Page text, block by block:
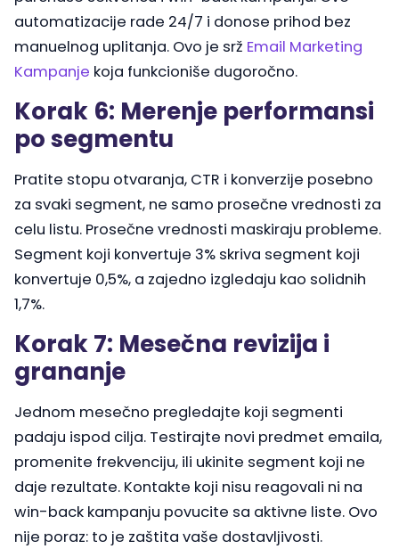
automatizacije rade 24/7 i donose prihod bez
manuelnog uplitanja. Ovo je srž Email Marketing
Kampanje koja funkcioniše dugoročno.
Korak 6: Merenje performansi
po segmentu
Pratite stopu otvaranja, CTR i konverzije posebno
za svaki segment, ne samo prosečne vrednosti za
celu listu. Prosečne vrednosti maskiraju probleme.
Segment koji konvertuje 3% skriva segment koji
konvertuje 0,5%, a zajedno izgledaju kao solidnih
1,7%.
Korak 7: Mesečna revizija i
grananje
Jednom mesečno pregledajte koji segmenti
padaju ispod cilja. Testirajte novi predmet emaila,
promenite frekvenciju, ili ukinite segment koji ne
daje rezultate. Kontakte koji nisu reagovali ni na
win-back kampanju povucite sa aktivne liste. Ovo
nije poraz: to je zaštita vaše dostavljivosti.